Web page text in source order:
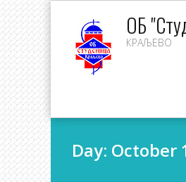
content
ОБ
КРАЉЕВО
Day: October